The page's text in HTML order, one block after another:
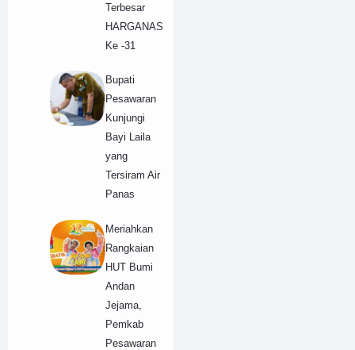
Terbesar
HARGANAS
Ke -31
Bupati
Pesawaran
Kunjungi
Bayi Laila
yang
Tersiram Air
Panas
Meriahkan
Rangkaian
HUT Bumi
Andan
Jejama,
Pemkab
Pesawaran